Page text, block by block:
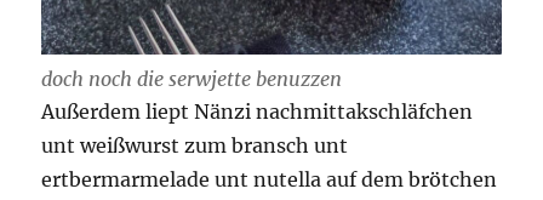
doch noch die serwjette benuzzen
Außerdem liept Nänzi nachmittakschläfchen
unt weißwurst zum bransch unt
ertbermarmelade unt nutella auf dem brötchen